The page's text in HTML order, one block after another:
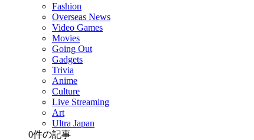
Fashion
Overseas News
Video Games
Movies
Going Out
Gadgets
Trivia
Anime
Culture
Live Streaming
Art
Ultra Japan
0件の記事